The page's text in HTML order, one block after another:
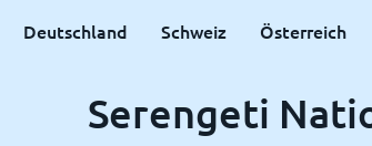
Deutschland Schweiz Österreich
Serengeti